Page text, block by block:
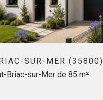
SUR-MER (35800)
Briac-sur-Mer de 85 m²